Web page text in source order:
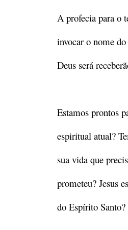
A profecia para o
invocar o nome
Deus será
Estamos prontos
espiritual atual?
sua vida que
prometeu? Jesus
do Espírito Santo?